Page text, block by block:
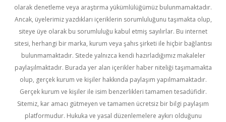
olarak denetleme veya araştırma yükümlülüğümüz bulunmamaktadır.
Ancak, üyelerimiz yazdıkları içeriklerin sorumluluğunu taşımakta olup,
siteye üye olarak bu sorumluluğu kabul etmiş sayılırlar. Bu internet
sitesi, herhangi bir marka, kurum veya şahıs şirketi ile hiçbir bağlantısı
bulunmamaktadır. Sitede yalnızca kendi hazırladığımız makaleler
paylaşılmaktadır. Burada yer alan içerikler haber niteliği taşımamakta
olup, gerçek kurum ve kişiler hakkında paylaşım yapılmamaktadır.
Gerçek kurum ve kişiler ile isim benzerlikleri tamamen tesadüfidir.
Sitemiz, kar amacı gütmeyen ve tamamen ücretsiz bir bilgi paylaşım
platformudur. Hukuka ve yasal düzenlemelere aykırı olduğunu